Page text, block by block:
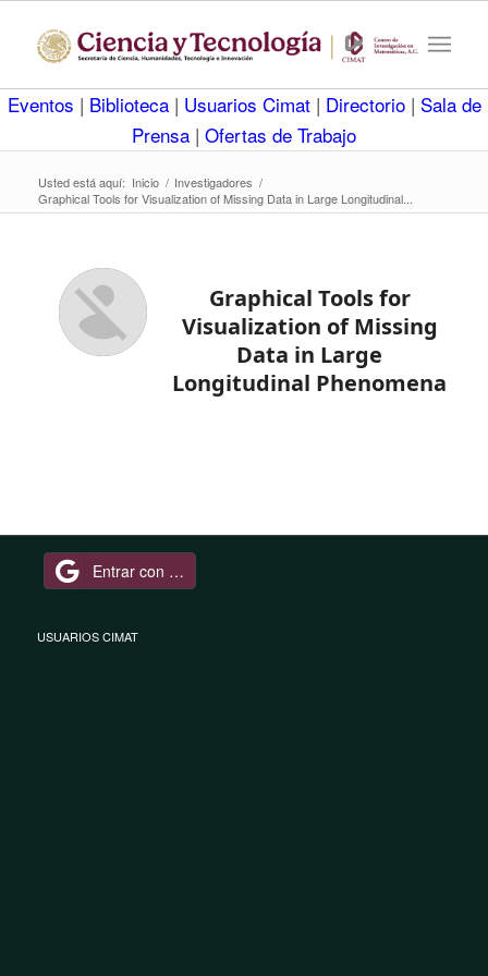
Eventos | Biblioteca | Usuarios Cimat | Directorio | Sala de
Prensa | Ofertas de Trabajo
Usted está aquí: Inicio / Investigadores /
Graphical Tools for Visualization of Missing Data in Large Longitudinal...
Graphical Tools for
Visualization of Missing
Data in Large
Longitudinal Phenomena
Entrar con Google
USUARIOS CIMAT